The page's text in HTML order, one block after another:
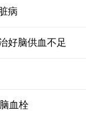
病
好脑供血不足
血栓